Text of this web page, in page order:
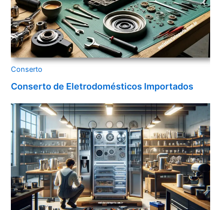
Conserto
Conserto de Eletrodomésticos Importados